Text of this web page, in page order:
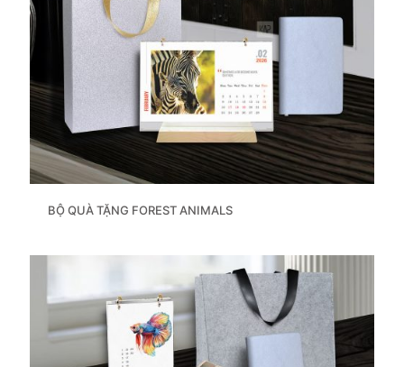
BỘ QUÀ TẶNG FOREST ANIMALS